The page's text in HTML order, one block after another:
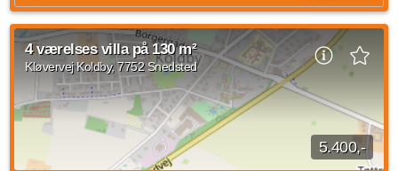
På stille vej i Ø. Jølby tæt på indkøbsmulighed i Brugsen
findes dette lille hus med ugeneret have.I stueplan er der
køkken, stor lys stue og værelse...
Kilde: Leje-portalen.dk
5 vær. 95 m² efter aftale
4 værelses villa på 130 m²
Kløvervej Koldby, 7752 Snedsted
5.400,-